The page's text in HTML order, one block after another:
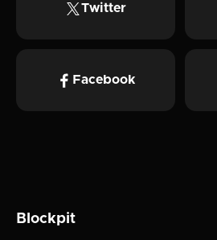
Twitter
Facebook
Blockpit